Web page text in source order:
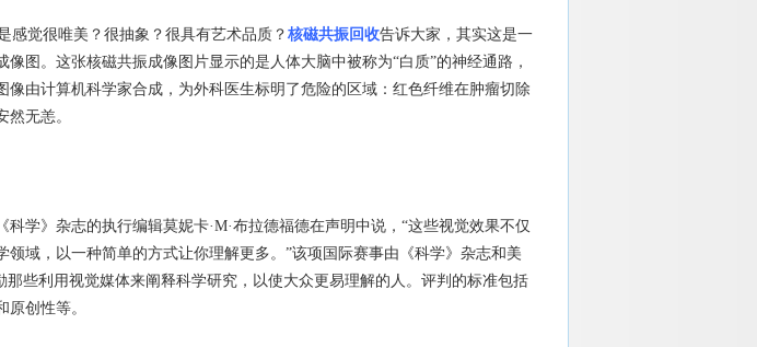
觉很唯美？很抽象？很具有艺术品质？ 核磁共振回收告诉大家，其实这是一
图。这张核磁共振成像图片显示的是人体大脑中被称为“白质”的神经通路，
像由计算机科学家合成，为外科医生标明了危险的区域：红色纤维在肿瘤切除
无恙。
学》杂志的执行编辑莫妮卡·M·布拉德福德在声明中说，“这些视觉效果不仅
领域，以一种简单的方式让你理解更多。”该项国际赛事由《科学》杂志和美
那些利用视觉媒体来阐释科学研究，以使大众更易理解的人。评判的标准包括
创性等。